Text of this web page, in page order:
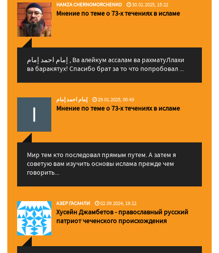
HAMZA CHERNOMORCHENKO 30.01.2025, 15:22
Мнение по теме о 73-х течениях в исламе
إمام احمد إمام , Ва алейкум ассалам ва рахматуЛлахи
ва баракятух! Спасибо брат за то что попробовал ...
إمام احمد إمام 29.01.2025, 00:43
Мнение по теме о 73-х течениях в исламе
Мир тем кто последовал прямым путем. А затем я
советую вам изучить основы ислама прежде чем
говорить...
АЗЕР ГАСАНЛИ 02.09.2024, 19:12
Хусейн Джамбетов - православный русский
патриот чеченского происхождения